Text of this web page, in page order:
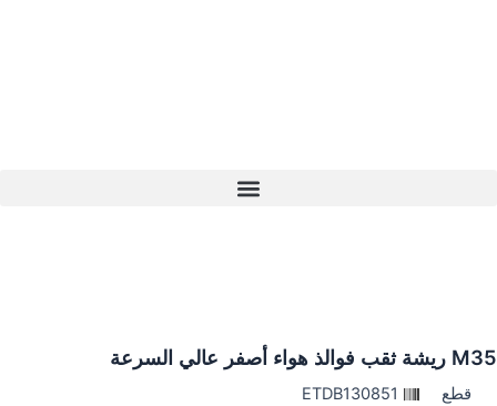
M35 ريشة ثقب فوالذ هواء أصفر عالي السرعة
قطع ETDB130851